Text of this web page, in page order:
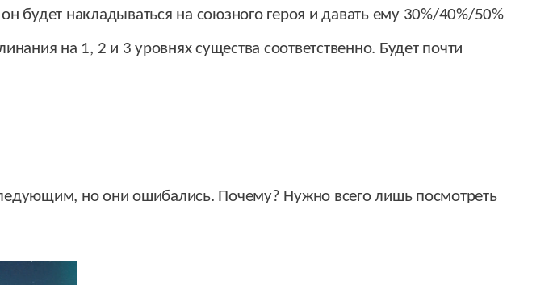
он будет накладываться на союзного героя и давать ему 30%/40%/50%
на 1, 2 и 3 уровнях существа соответственно. Будет почти
но они ошибались. Почему? Нужно всего лишь посмотреть